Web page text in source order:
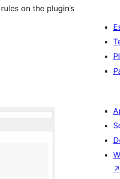
on the plugin’s
↗